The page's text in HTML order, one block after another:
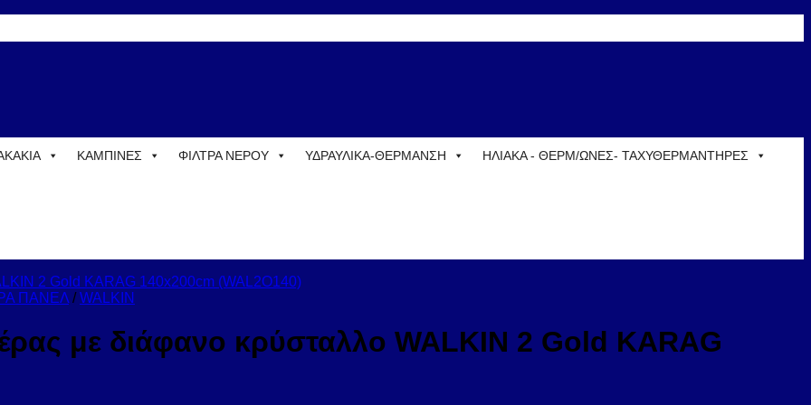
ΚΑΜΠΙΝΕΣ ΦΙΛΤΡΑ ΝΕΡΟΥ ΥΔΡΑΥΛΙΚΑ-ΘΕΡΜΑΝΣΗ ΗΛΙΑΚΑ - ΘΕΡΜ/ΩΝΕΣ- ΤΑΧΥΘΕΡΜΑΝΤΗΡΕΣ
ΠΑΝΕΛ / WALKIN
με διάφανο κρύσταλλο WALKIN 2 Gold KARAG